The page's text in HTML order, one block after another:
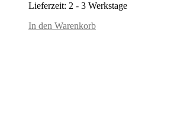
war:
ist:
Lieferzeit: 2 - 3 Werkstage
In den Warenkorb